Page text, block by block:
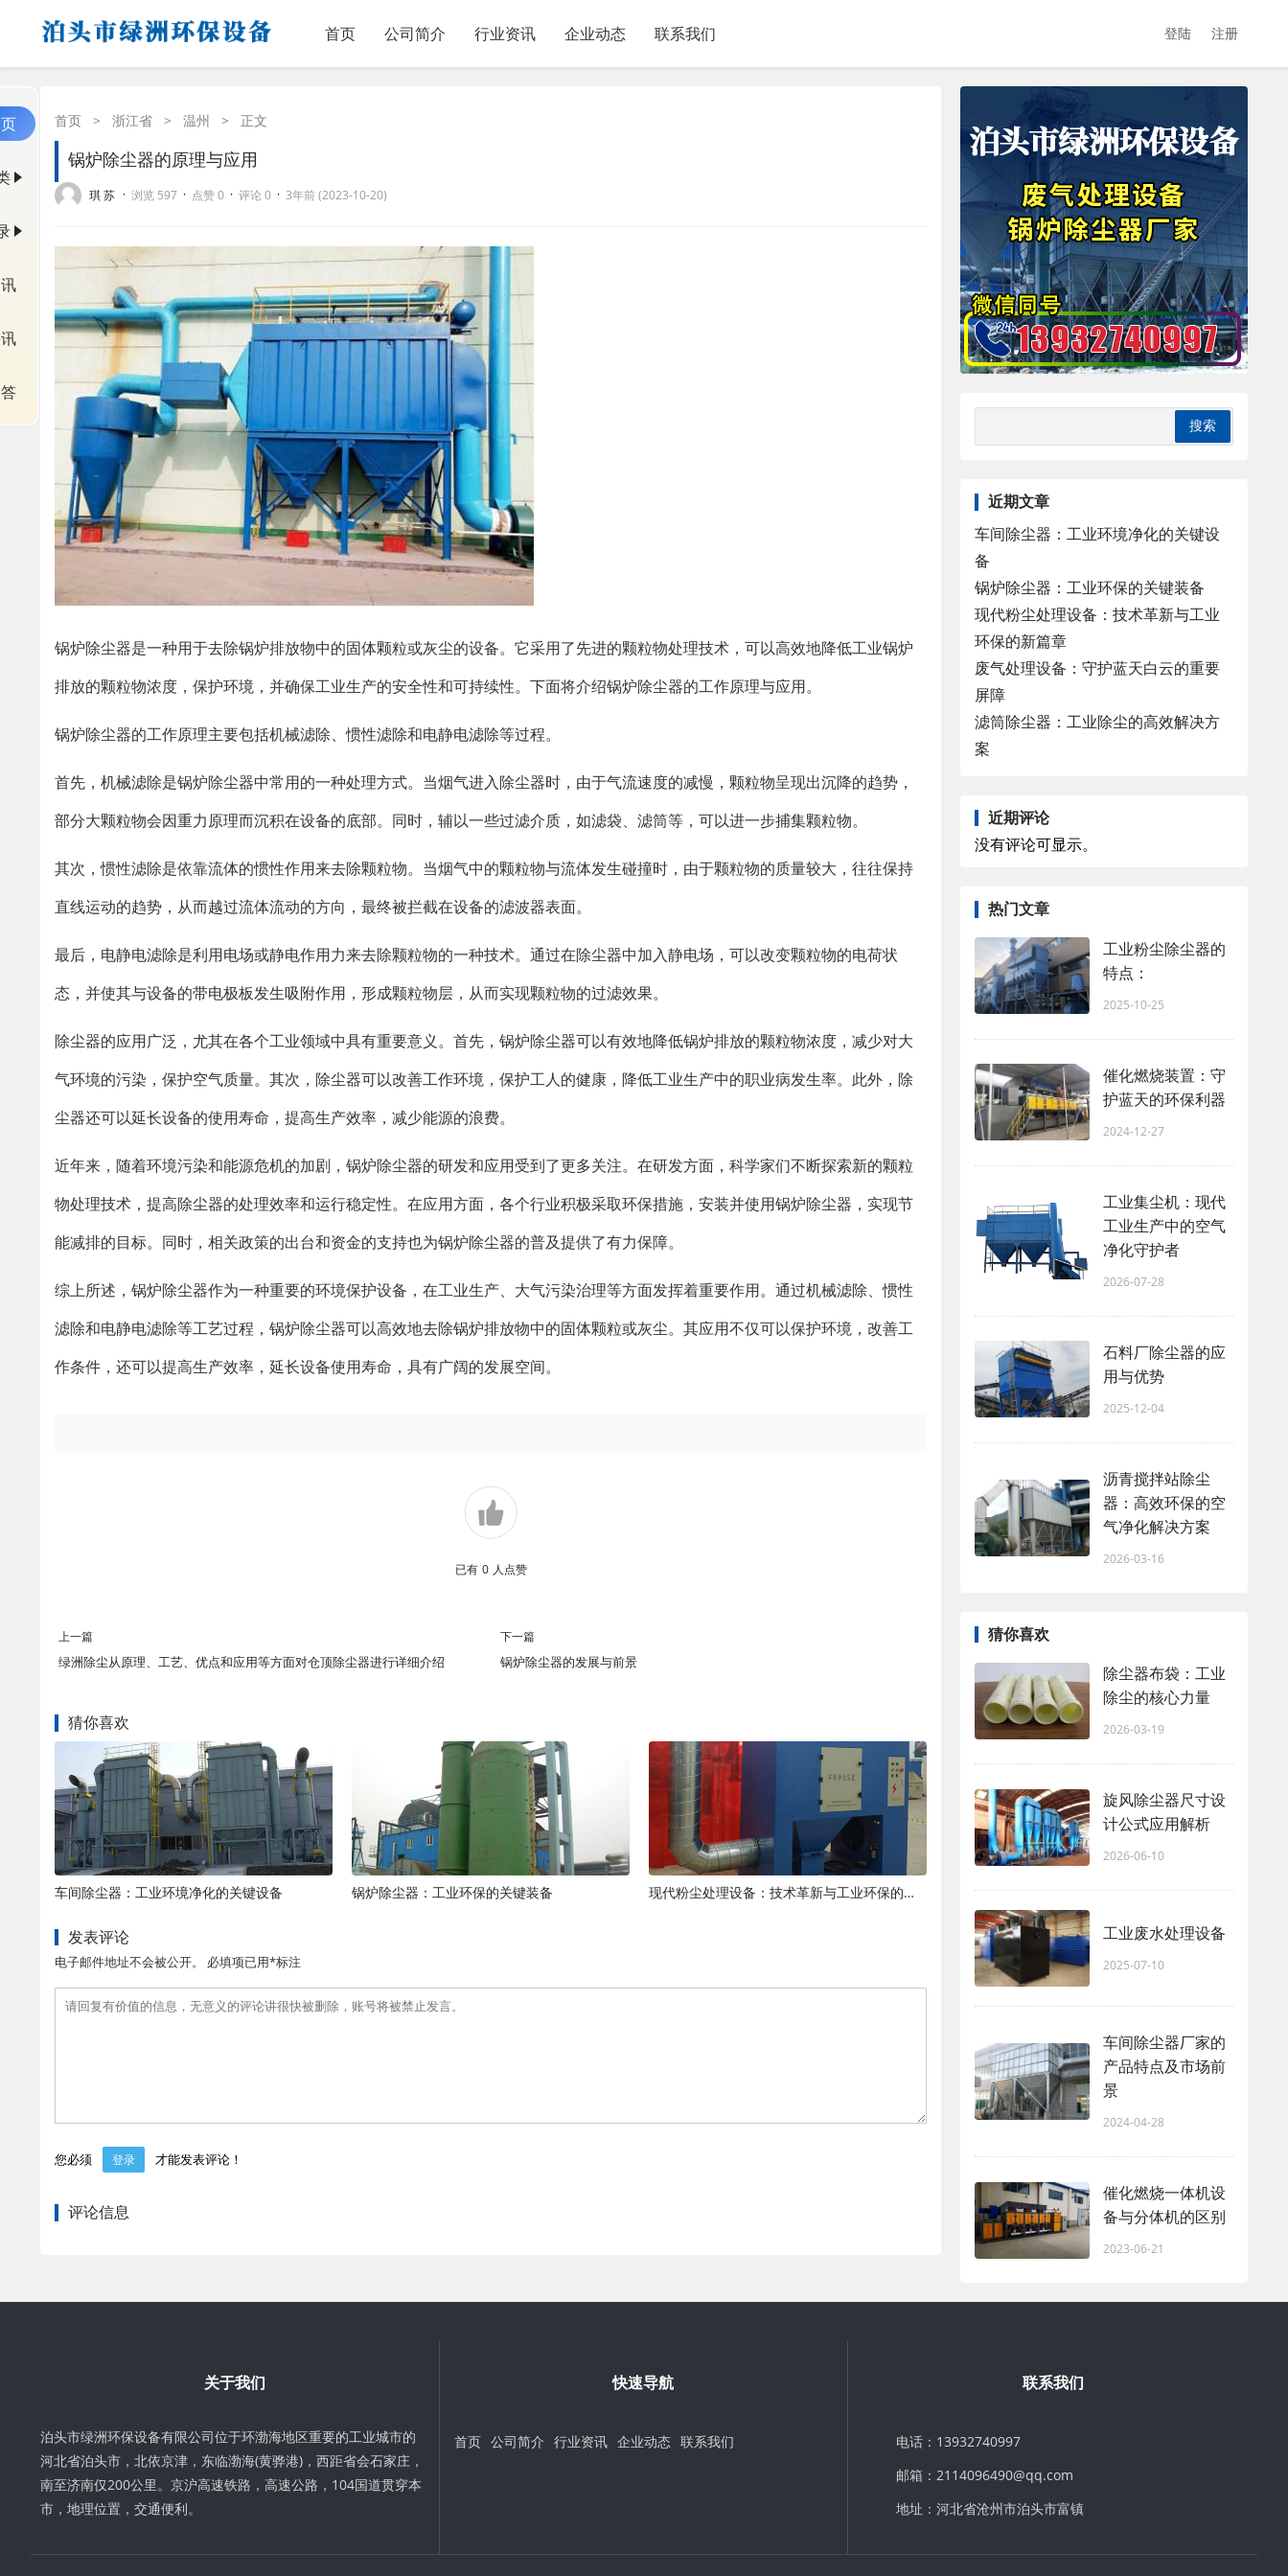
首页 公司简介 行业资讯 企业动态 联系我们 登陆 注册
首页 > 浙江省 > 温州 > 正文
锅炉除尘器的原理与应用
琪 苏 · 浏览 597 · 点赞 0 · 评论 0 · 3年前 (2023-10-20)
锅炉除尘器是一种用于去除锅炉排放物中的固体颗粒或灰尘的设备。它采用了先进的颗粒物处理技术，可以高效地降低工业锅炉
排放的颗粒物浓度，保护环境，并确保工业生产的安全性和可持续性。下面将介绍锅炉除尘器的工作原理与应用。
锅炉除尘器的工作原理主要包括机械滤除、惯性滤除和电静电滤除等过程。
首先，机械滤除是锅炉除尘器中常用的一种处理方式。当烟气进入除尘器时，由于气流速度的减慢，颗粒物呈现出沉降的趋势，
部分大颗粒物会因重力原理而沉积在设备的底部。同时，辅以一些过滤介质，如滤袋、滤筒等，可以进一步捕集颗粒物。
其次，惯性滤除是依靠流体的惯性作用来去除颗粒物。当烟气中的颗粒物与流体发生碰撞时，由于颗粒物的质量较大，往往保持
直线运动的趋势，从而越过流体流动的方向，最终被拦截在设备的滤波器表面。
最后，电静电滤除是利用电场或静电作用力来去除颗粒物的一种技术。通过在除尘器中加入静电场，可以改变颗粒物的电荷状
态，并使其与设备的带电极板发生吸附作用，形成颗粒物层，从而实现颗粒物的过滤效果。
除尘器的应用广泛，尤其在各个工业领域中具有重要意义。首先，锅炉除尘器可以有效地降低锅炉排放的颗粒物浓度，减少对大
气环境的污染，保护空气质量。其次，除尘器可以改善工作环境，保护工人的健康，降低工业生产中的职业病发生率。此外，除
尘器还可以延长设备的使用寿命，提高生产效率，减少能源的浪费。
近年来，随着环境污染和能源危机的加剧，锅炉除尘器的研发和应用受到了更多关注。在研发方面，科学家们不断探索新的颗粒
物处理技术，提高除尘器的处理效率和运行稳定性。在应用方面，各个行业积极采取环保措施，安装并使用锅炉除尘器，实现节
能减排的目标。同时，相关政策的出台和资金的支持也为锅炉除尘器的普及提供了有力保障。
综上所述，锅炉除尘器作为一种重要的环境保护设备，在工业生产、大气污染治理等方面发挥着重要作用。通过机械滤除、惯性
滤除和电静电滤除等工艺过程，锅炉除尘器可以高效地去除锅炉排放物中的固体颗粒或灰尘。其应用不仅可以保护环境，改善工
作条件，还可以提高生产效率，延长设备使用寿命，具有广阔的发展空间。
已有 0 人点赞
上一篇
绿洲除尘从原理、工艺、优点和应用等方面对仓顶除尘器进行详细介绍
下一篇
锅炉除尘器的发展与前景
猜你喜欢
车间除尘器：工业环境净化的关键设备 锅炉除尘器：工业环保的关键装备 现代粉尘处理设备：技术革新与工业环保的新篇章
发表评论
电子邮件地址不会被公开。 必填项已用*标注
您必须 登录 才能发表评论！
评论信息
近期文章
车间除尘器：工业环境净化的关键设
备
锅炉除尘器：工业环保的关键装备
现代粉尘处理设备：技术革新与工业
环保的新篇章
废气处理设备：守护蓝天白云的重要
屏障
滤筒除尘器：工业除尘的高效解决方
案
近期评论
没有评论可显示。
热门文章
工业粉尘除尘器的
特点：
2025-10-25
催化燃烧装置：守
护蓝天的环保利器
2024-12-27
工业集尘机：现代
工业生产中的空气
净化守护者
2026-07-28
石料厂除尘器的应
用与优势
2025-12-04
沥青搅拌站除尘
器：高效环保的空
气净化解决方案
2026-03-16
猜你喜欢
除尘器布袋：工业
除尘的核心力量
2026-03-19
旋风除尘器尺寸设
计公式应用解析
2026-06-10
工业废水处理设备
2025-07-10
车间除尘器厂家的
产品特点及市场前
景
2024-04-28
催化燃烧一体机设
备与分体机的区别
2023-06-21
关于我们
泊头市绿洲环保设备有限公司位于环渤海地区重要的工业城市的
河北省泊头市，北依京津，东临渤海(黄骅港)，西距省会石家庄，
南至济南仅200公里。京沪高速铁路，高速公路，104国道贯穿本
市，地理位置，交通便利。
快速导航
首页 公司简介 行业资讯 企业动态 联系我们
联系我们
电话：13932740997
邮箱：2114096490@qq.com
地址：河北省沧州市泊头市富镇